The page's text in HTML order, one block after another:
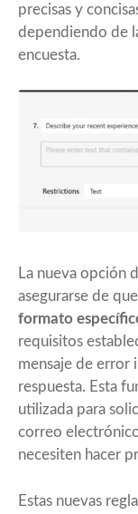
precisas y
dependiendo de
encuesta.
La nueva opción
asegurarse de que
formato
requisitos
mensaje de error
respuesta. Esta
utilizada para
correo
necesiten hacer
Estas nuevas